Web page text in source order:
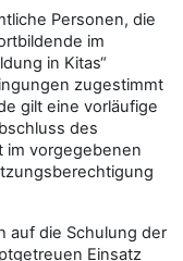
Personen, die
im
in Kitas“
zugestimmt
gilt eine vorläufige
des
im vorgegebenen
auf die Schulung der
Einsatz